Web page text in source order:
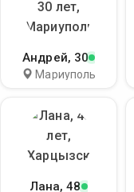
Андрей, 30
Мариуполь
Лана, 48